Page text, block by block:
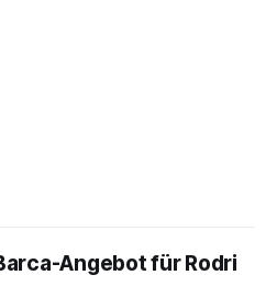
Angebot für Rodri